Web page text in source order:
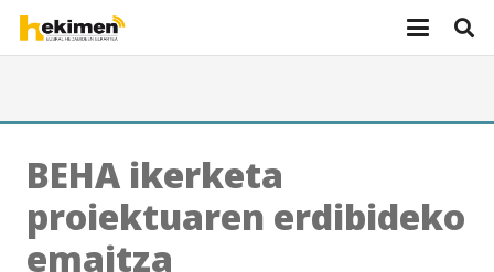
BEHA ikerketa
proiektuaren erdibideko
emaitza